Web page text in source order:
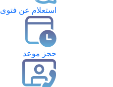
استعلام عن فتوى
حجز موعد